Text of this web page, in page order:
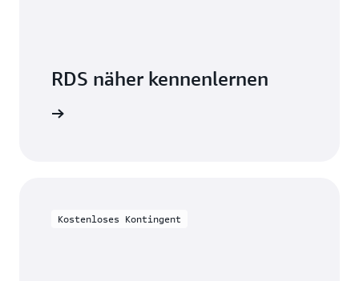
RDS näher kennenlernen
Kostenloses Kontingent